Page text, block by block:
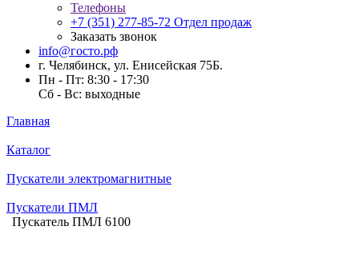
Телефоны
+7 (351) 277-85-72 Отдел продаж
Заказать звонок
info@госто.рф
г. Челябинск, ул. Енисейская 75Б.
Пн - Пт: 8:30 - 17:30
Сб - Вс: выходные
Главная
Каталог
Пускатели электромагнитные
Пускатели ПМЛ
Пускатель ПМЛ 6100